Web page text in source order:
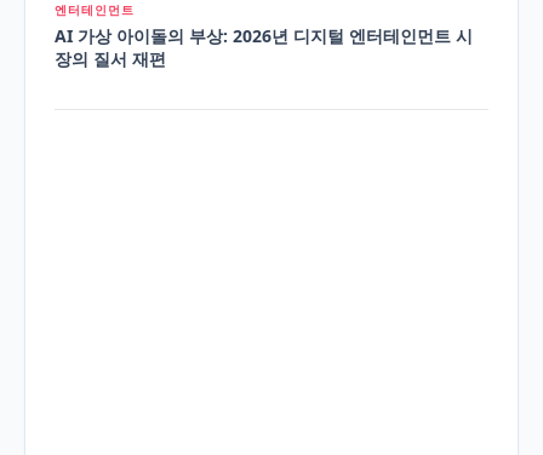
엔터테인먼트
AI 가상 아이돌의 부상: 2026년 디지털 엔터테인먼트 시
장의 질서 재편